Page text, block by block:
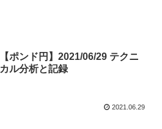
【ポンド円】2021/06/29 テクニ
カル分析と記録
2021.06.29